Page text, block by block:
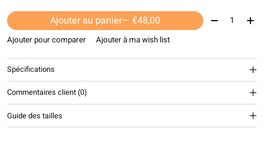
Ajouter au panier — €48,00 Quantité:
Ajouter pour comparer Ajouter à ma wish list
Spécifications
Commentaires client (0)
Guide des tailles